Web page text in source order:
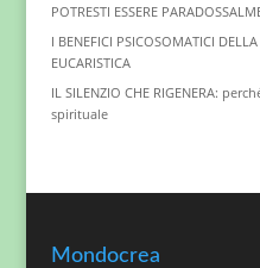
POTRESTI ESSERE
I BENEFICI PSICOSOMATICI
EUCARISTICA
IL SILENZIO CHE RIGENERA:
spirituale
Mondocrea